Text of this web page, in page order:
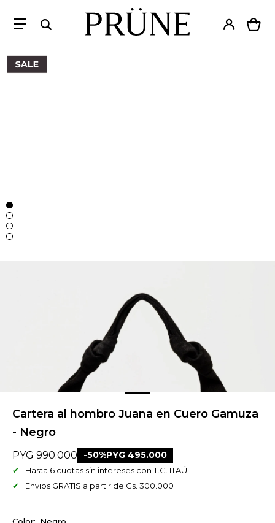
Cartera al hombro Juana en Cuero Gamuza
- Negro
PYG 990.000 50 PYG 495.000
Hasta 6 cuotas sin intereses con T.C. ITAÚ
Envios GRATIS a partir de Gs. 300.000